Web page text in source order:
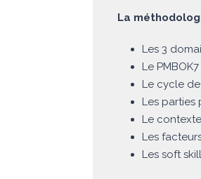
La
Les 3
Le
Le cycle
Les
Le
Les
Les soft